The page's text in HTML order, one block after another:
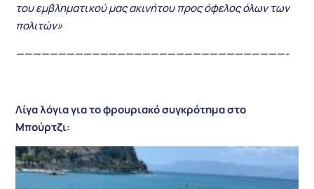
του εμβληματικού μας ακινήτου προς όφελος όλων των
πολιτών»
————————————————————————————————-
Λίγα λόγια για το φρουριακό συγκρότημα στο
Μπούρτζι: